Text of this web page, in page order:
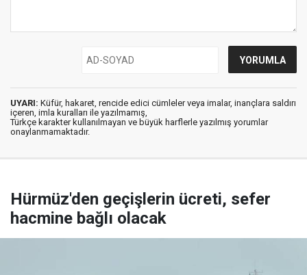
UYARI: Küfür, hakaret, rencide edici cümleler veya imalar, inançlara saldırı
içeren, imla kuralları ile yazılmamış,
Türkçe karakter kullanılmayan ve büyük harflerle yazılmış yorumlar
onaylanmamaktadır.
Hürmüz'den geçişlerin ücreti, sefer
hacmine bağlı olacak